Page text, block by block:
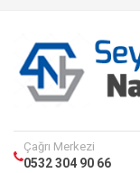
Çağrı Merkezi
0532 304 90 66